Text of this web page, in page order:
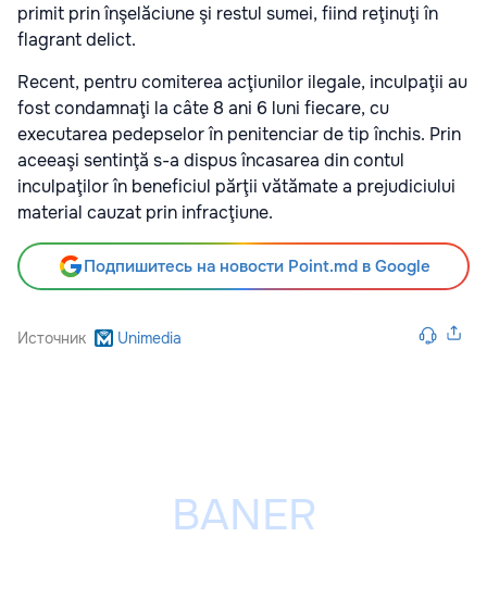
primit prin înşelăciune şi restul sumei, fiind reţinuţi în
flagrant delict.
Recent, pentru comiterea acţiunilor ilegale, inculpaţii au
fost condamnaţi la câte 8 ani 6 luni fiecare, cu
executarea pedepselor în penitenciar de tip închis. Prin
aceeaşi sentinţă s-a dispus încasarea din contul
inculpaţilor în beneficiul părţii vătămate a prejudiciului
material cauzat prin infracţiune.
Подпишитесь на новости Point.md в Google
Источник Unimedia